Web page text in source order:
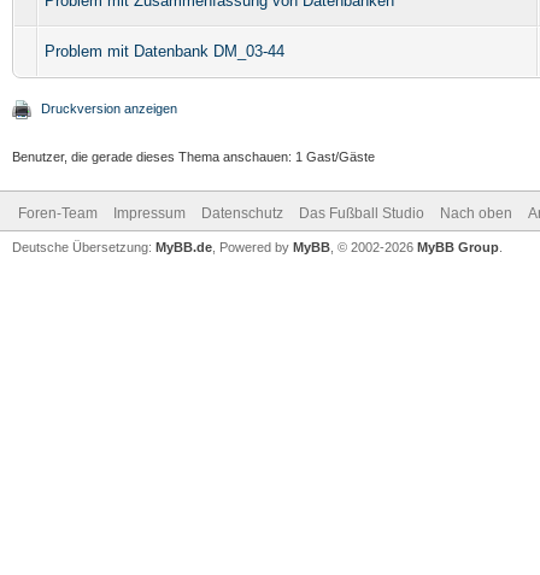
Problem mit Datenbank DM_03-44
Druckversion anzeigen
Benutzer, die gerade dieses Thema anschauen: 1 Gast/Gäste
Foren-Team Impressum Datenschutz Das Fußball Studio Nach oben
Deutsche Übersetzung: MyBB.de , Powered by MyBB , © 2002-2026 MyBB Group